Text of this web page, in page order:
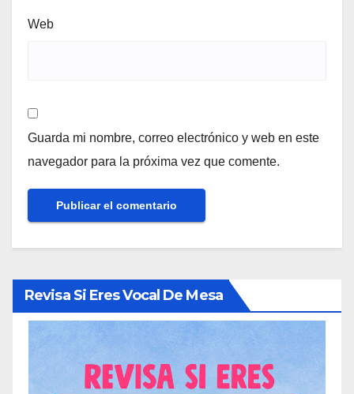
Web
Guarda mi nombre, correo electrónico y web en este
navegador para la próxima vez que comente.
Revisa Si Eres Vocal De Mesa